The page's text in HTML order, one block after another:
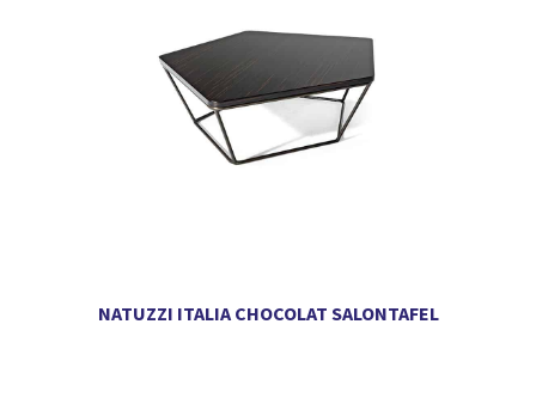
NATUZZI ITALIA CHOCOLAT SALONTAFEL